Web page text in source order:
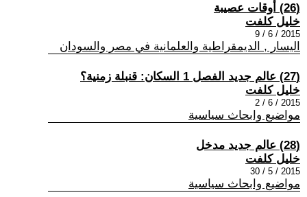
(26) أوقات عصيبة
خليل كلفت
2015 / 6 / 9
اليسار , الديمقراطية والعلمانية في مصر والسودان
(27) عالم جديد الفصل 1 السكان: قنبلة زمنية؟
خليل كلفت
2015 / 6 / 2
مواضيع وابحاث سياسية
(28) عالم جديد مدخل
خليل كلفت
2015 / 5 / 30
مواضيع وابحاث سياسية